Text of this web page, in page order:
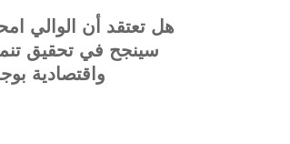
هل تعتقد أن الوالي
سينجح في تحقيق
واقتصادية